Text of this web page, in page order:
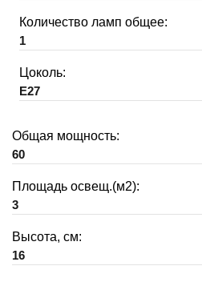
Количество ламп общее:
1
Цоколь:
E27
Общая мощность:
60
Площадь освещ.(м2):
3
Высота, см:
16